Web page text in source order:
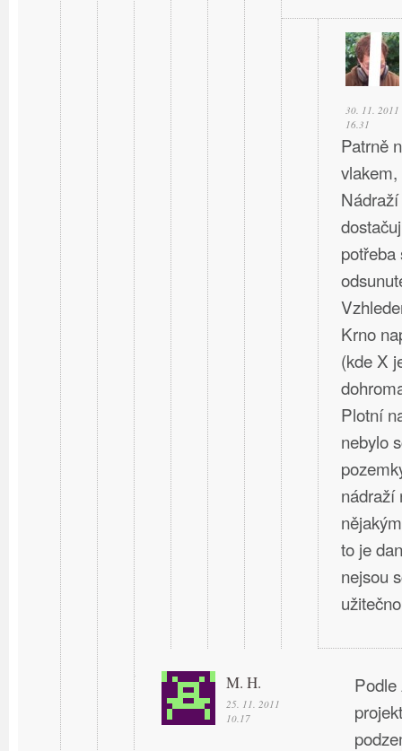
30. 11. 2011
16.31
Patrně
Krno
(kde X
Plotní
nebylo
nádraží
to je
nejsou
M. H.
25. 11. 2011
10.17
Podle